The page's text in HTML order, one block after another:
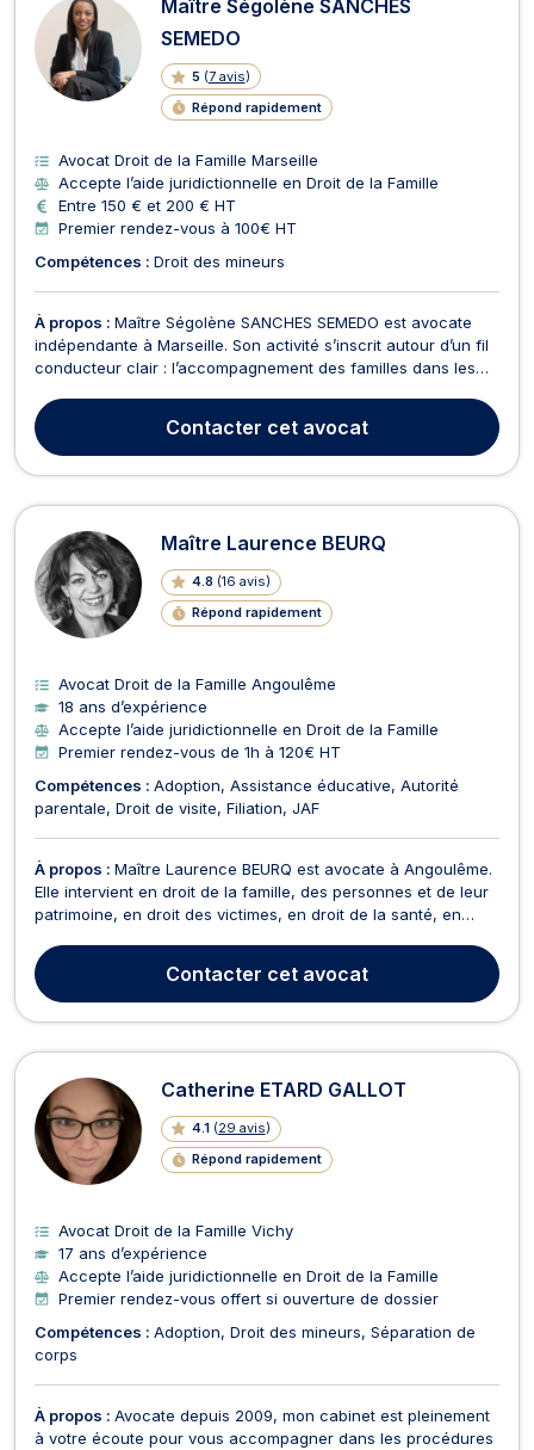
Maître Ségolène SANCHES
SEMEDO
5 (7 avis)
Répond rapidement
Avocat Droit de la Famille Marseille
Accepte l’aide juridictionnelle en Droit de la Famille
Entre 150 € et 200 € HT
Premier rendez-vous à 100€ HT
Compétences : Droit des mineurs
À propos : Maître Ségolène SANCHES SEMEDO est avocate
indépendante à Marseille. Son activité s’inscrit autour d’un fil
conducteur clair : l’accompagnement des familles dans les
prises, souvent dans un contexte personnel difficile. Elle
intervient principalement en droit de l...
Contacter cet avocat
Maître Laurence BEURQ
4.8 (16 avis)
Répond rapidement
Avocat Droit de la Famille Angoulême
18 ans d’expérience
Accepte l’aide juridictionnelle en Droit de la Famille
Premier rendez-vous de 1h à 120€ HT
Compétences : Adoption Assistance éducative Autorité
parentale Droit de visite Filiation JAF
À propos : Maître Laurence BEURQ est avocate à Angoulême.
Elle intervient en droit de la famille, des personnes et de leur
patrimoine, en droit des victimes, en droit de la santé, en
domaine de la protection de l’enfance. Avocate engagée et
rigoureuse, elle accompagne ses clients d...
Contacter cet avocat
Catherine ETARD GALLOT
4.1 (29 avis)
Répond rapidement
Avocat Droit de la Famille Vichy
17 ans d’expérience
Accepte l’aide juridictionnelle en Droit de la Famille
Premier rendez-vous offert si ouverture de dossier
Compétences : Adoption Droit des mineurs Séparation de
corps
À propos : Avocate depuis 2009, mon cabinet est pleinement
à votre écoute pour vous accompagner dans les procédures